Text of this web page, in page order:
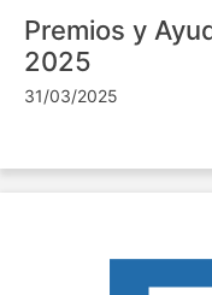
Premios y
2025
31/03/2025